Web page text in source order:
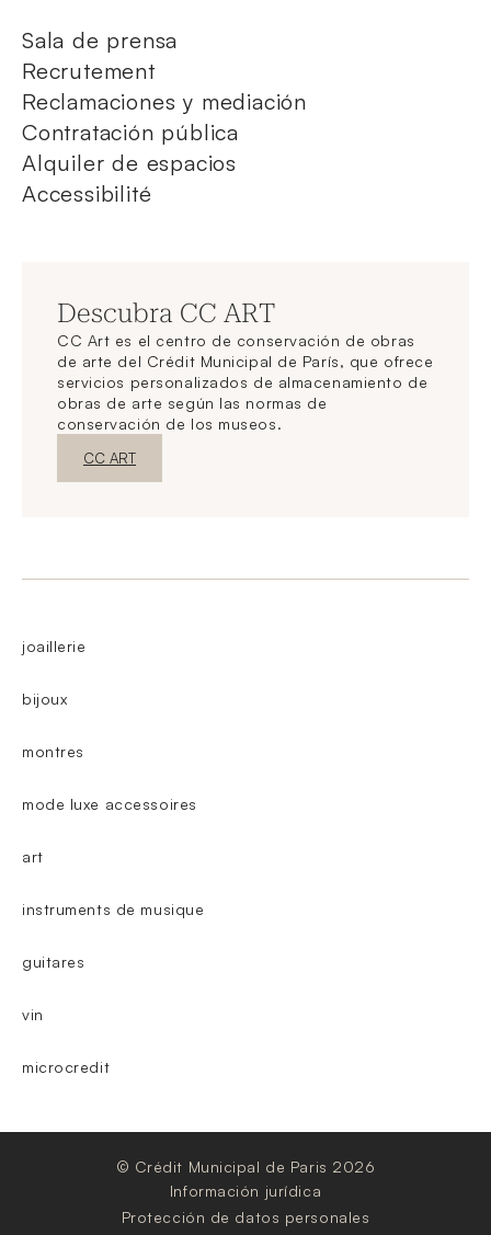
Sala de prensa
Recrutement
Reclamaciones y mediación
Contratación pública
Alquiler de espacios
Accessibilité
Descubra CC ART
CC Art es el centro de conservación de obras
de arte del Crédit Municipal de París, que ofrece
servicios personalizados de almacenamiento de
obras de arte según las normas de
conservación de los museos.
Nueva ventanaDescubrir
CC ART
joaillerie
bijoux
montres
mode luxe accessoires
art
instruments de musique
guitares
vin
microcredit
© Crédit Municipal de Paris 2026
Información jurídica
Protección de datos personales